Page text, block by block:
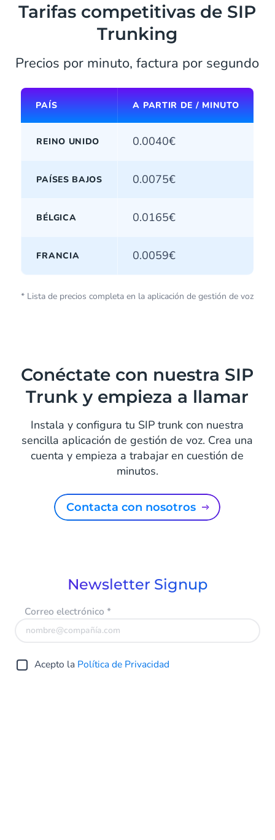
Tarifas competitivas de SIP
Trunking
Precios por minuto, factura por segundo
* Lista de precios completa en la aplicación de gestión de voz
PAÍS A PARTIR DE / MINUTO
REINO UNIDO 0.0040€
PAÍSES BAJOS 0.0075€
BÉLGICA 0.0165€
FRANCIA 0.0059€
Conéctate con nuestra SIP
Trunk y empieza a llamar
Instala y configura tu SIP trunk con nuestra
sencilla aplicación de gestión de voz. Crea una
cuenta y empieza a trabajar en cuestión de
minutos.
Contacta con nosotros
Newsletter Signup
Correo electrónico *
Acepto la Política de Privacidad